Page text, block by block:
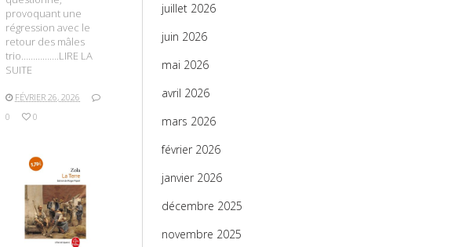
provoquant une
régression avec le
retour des mâles
trio…………….LIRE LA
SUITE
FÉVRIER 26, 2026
0
0
LIRE LA SUITE
juillet 2026
juin 2026
mai 2026
avril 2026
mars 2026
février 2026
janvier 2026
décembre 2025
novembre 2025